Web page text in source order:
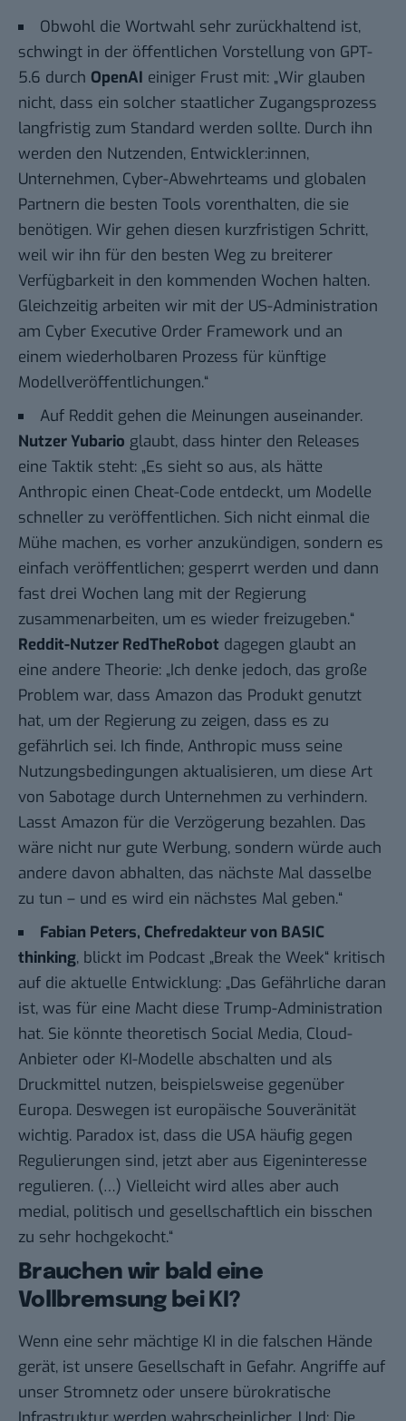
Obwohl die Wortwahl sehr zurückhaltend ist,
schwingt in der öffentlichen Vorstellung von GPT-
5.6 durch OpenAI einiger Frust mit: „Wir glauben
nicht, dass ein solcher staatlicher Zugangsprozess
langfristig zum Standard werden sollte. Durch ihn
werden den Nutzenden, Entwickler:innen,
Unternehmen, Cyber-Abwehrteams und globalen
Partnern die besten Tools vorenthalten, die sie
benötigen. Wir gehen diesen kurzfristigen Schritt,
weil wir ihn für den besten Weg zu breiterer
Verfügbarkeit in den kommenden Wochen halten.
Gleichzeitig arbeiten wir mit der US-Administration
am Cyber Executive Order Framework und an
einem wiederholbaren Prozess für künftige
Modellveröffentlichungen.“
Auf Reddit gehen die Meinungen auseinander.
Nutzer Yubario glaubt, dass hinter den Releases
eine Taktik steht: „Es sieht so aus, als hätte
Anthropic einen Cheat-Code entdeckt, um Modelle
schneller zu veröffentlichen. Sich nicht einmal die
Mühe machen, es vorher anzukündigen, sondern es
einfach veröffentlichen; gesperrt werden und dann
fast drei Wochen lang mit der Regierung
zusammenarbeiten, um es wieder freizugeben.“
Reddit-Nutzer RedTheRobot dagegen glaubt an
eine andere Theorie: „Ich denke jedoch, das große
Problem war, dass Amazon das Produkt genutzt
hat, um der Regierung zu zeigen, dass es zu
gefährlich sei. Ich finde, Anthropic muss seine
Nutzungsbedingungen aktualisieren, um diese Art
von Sabotage durch Unternehmen zu verhindern.
Lasst Amazon für die Verzögerung bezahlen. Das
wäre nicht nur gute Werbung, sondern würde auch
andere davon abhalten, das nächste Mal dasselbe
zu tun – und es wird ein nächstes Mal geben.“
Fabian Peters, Chefredakteur von BASIC
thinking, blickt im Podcast „Break the Week“ kritisch
auf die aktuelle Entwicklung: „Das Gefährliche daran
ist, was für eine Macht diese Trump-Administration
hat. Sie könnte theoretisch Social Media, Cloud-
Anbieter oder KI-Modelle abschalten und als
Druckmittel nutzen, beispielsweise gegenüber
Europa. Deswegen ist europäische Souveränität
wichtig. Paradox ist, dass die USA häufig gegen
Regulierungen sind, jetzt aber aus Eigeninteresse
regulieren. (…) Vielleicht wird alles aber auch
medial, politisch und gesellschaftlich ein bisschen
zu sehr hochgekocht.“
Brauchen wir bald eine
Vollbremsung bei KI?
Wenn eine sehr mächtige KI in die falschen Hände
gerät, ist unsere Gesellschaft in Gefahr. Angriffe auf
unser Stromnetz oder unsere bürokratische